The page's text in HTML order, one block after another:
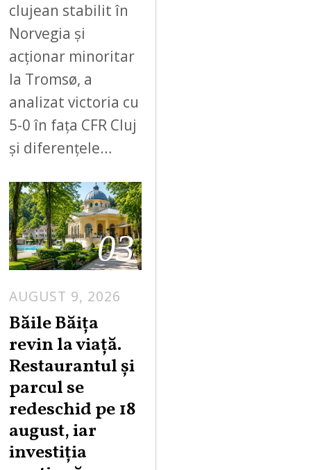
clujean stabilit în
Norvegia și
acționar minoritar
la Tromsø, a
analizat victoria cu
5-0 în fața CFR Cluj
și diferențele…
03
AUGUST 9, 2026
S
9
Băile Băița
revin la viață.
Restaurantul și
parcul se
redeschid pe 18
august, iar
investiția